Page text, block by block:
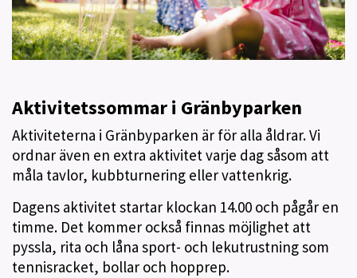
Aktivitetssommar i Gränbyparken
Aktiviteterna i Gränbyparken är för alla åldrar. Vi
ordnar även en extra aktivitet varje dag såsom att
måla tavlor, kubbturnering eller vattenkrig.
Dagens aktivitet startar klockan 14.00 och pågår en
timme. Det kommer också finnas möjlighet att
pyssla, rita och låna sport- och lekutrustning som
tennisracket, bollar och hopprep.